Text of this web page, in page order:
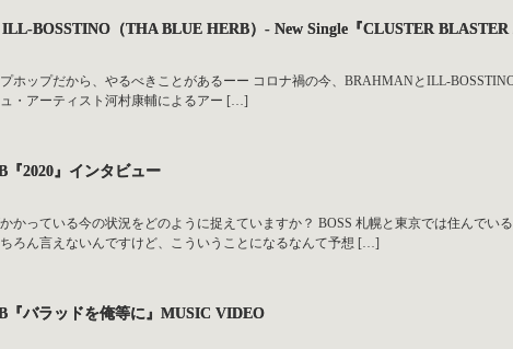
BOSSTINO（THA BLUE HERB）- New Single『CLUSTER
ホップだから、やるべきことがあるーー コロナ禍の今、BRAHMANとILL-
・アーティスト河村康輔によるアー […]
2020』インタビュー
かっている今の状況をどのように捉えていますか？ BOSS 札幌と東京では住んでい
ろん言えないんですけど、こういうことになるなんて予想 […]
『バラッドを俺等に』MUSIC VIDEO